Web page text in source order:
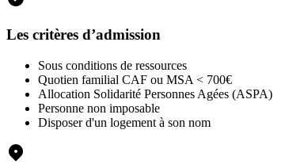
Les critères d’admission
Sous conditions de ressources
Quotien familial CAF ou MSA < 700€
Allocation Solidarité Personnes Agées (ASPA)
Personne non imposable
Disposer d'un logement à son nom